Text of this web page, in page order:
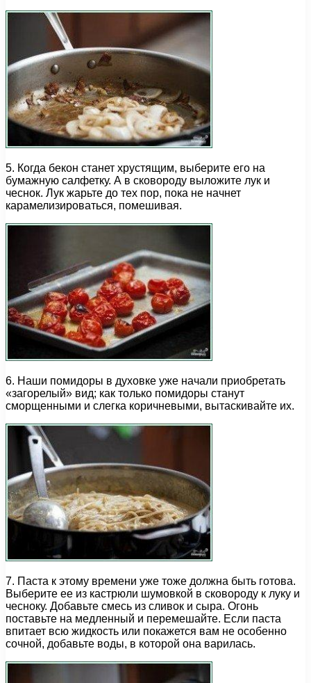
5. Когда бекон станет хрустящим, выберите его на
бумажную салфетку. А в сковороду выложите лук и
чеснок. Лук жарьте до тех пор, пока не начнет
карамелизироваться, помешивая.
6. Наши помидоры в духовке уже начали приобретать
«загорелый» вид; как только помидоры станут
сморщенными и слегка коричневыми, вытаскивайте их.
7. Паста к этому времени уже тоже должна быть готова.
Выберите ее из кастрюли шумовкой в сковороду к луку и
чесноку. Добавьте смесь из сливок и сыра. Огонь
поставьте на медленный и перемешайте. Если паста
впитает всю жидкость или покажется вам не особенно
сочной, добавьте воды, в которой она варилась.